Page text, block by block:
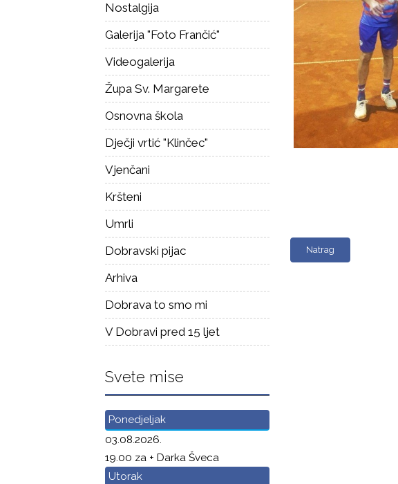
Natrag
Nostalgija
Galerija "Foto Frančić"
Videogalerija
Župa Sv. Margarete
Osnovna škola
Dječji vrtić "Klinčec"
Vjenčani
Kršteni
Umrli
Dobravski pijac
Arhiva
Dobrava to smo mi
V Dobravi pred 15 ljet
Svete mise
Ponedjeljak
03.08.2026.
19.00 za + Darka Šveca
Utorak